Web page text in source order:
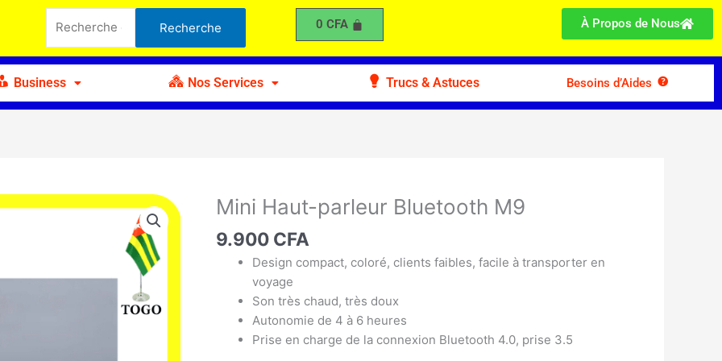
pour :
Recherche 0 CFA À Propos de Nous
Business Nos Services Trucs & Astuces Besoins d’Aides
Mini Haut-parleur Bluetooth M9
9.900 CFA
Design compact, coloré, clients faibles, facile à transporter en
voyage
Son très chaud, très doux
Autonomie de 4 à 6 heures
Prise en charge de la connexion Bluetooth 4.0, prise 3.5
quantité
Mini
Haut-
parleur
Bluetooth
M9